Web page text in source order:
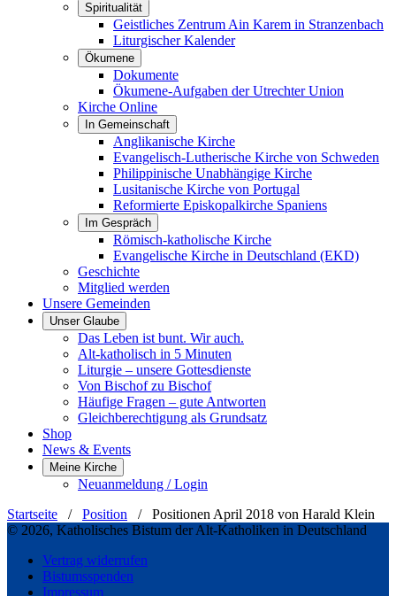
Spiritualität
Geistliches Zentrum Ain Karem in Stranzenbach
Liturgischer Kalender
Ökumene
Dokumente
Ökumene-Aufgaben der Utrechter Union
Kirche Online
In Gemeinschaft
Anglikanische Kirche
Evangelisch-Lutherische Kirche von Schweden
Philippinische Unabhängige Kirche
Lusitanische Kirche von Portugal
Reformierte Episkopalkirche Spaniens
Im Gespräch
Römisch-katholische Kirche
Evangelische Kirche in Deutschland (EKD)
Geschichte
Mitglied werden
Unsere Gemeinden
Unser Glaube
Das Leben ist bunt. Wir auch.
Alt-katholisch in 5 Minuten
Liturgie – unsere Gottesdienste
Von Bischof zu Bischof
Häufige Fragen – gute Antworten
Gleichberechtigung als Grundsatz
Shop
News & Events
Meine Kirche
Neuanmeldung / Login
Startseite / Position / Positionen April 2018 von Harald Klein
© 2026, Katholisches Bistum der Alt-Katholiken in Deutschland
Vertrag widerrufen
Bistumsspenden
Impressum